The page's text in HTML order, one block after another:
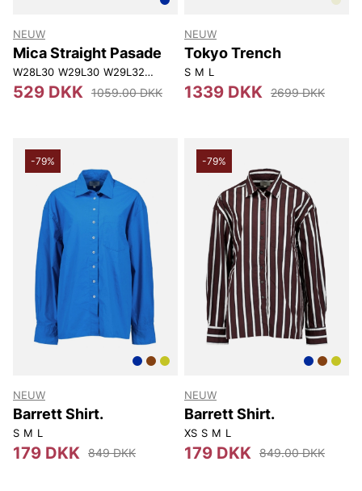
NEUW
Mica Straight Pasade
W28L30 W29L30 W29L32 W30L32
529 DKK 1059.00 DKK
NEUW
Tokyo Trench
S M L
1339 DKK 2699 DKK
-79%
NEUW
Barrett Shirt.
S M L
179 DKK 849 DKK
-79%
NEUW
Barrett Shirt.
XS S M L
179 DKK 849.00 DKK